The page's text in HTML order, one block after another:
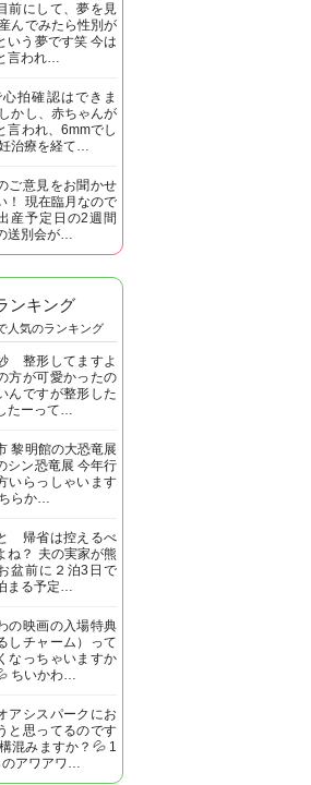
前にして、夢を見
んでみたら性別が
いう夢です笑 今は
言われ…
拍確認はできま
かし、赤ちゃんが
言われ、6mmでし
治療を経て…
ご意見をお聞かせ
！ 現在臨月なので
産予定日の2週間
送別会が…
ンキング
人気のランキング
整形してますよ
方が可愛かったの
んですが整形した
たーって…
黎明館の大恐竜展
シン恐竜展 今年行
いらっしゃいます
らか…
帰省は控えるべ
ね？ 夫の実家が熊
盆前に２泊3日で
まる予定…
の映画の入場特典
しチャーム）って
なっちゃいますか
ちいかわ…
アシスパークにお
と思ってるのです
混みますか？💦 1
のアワアワ…